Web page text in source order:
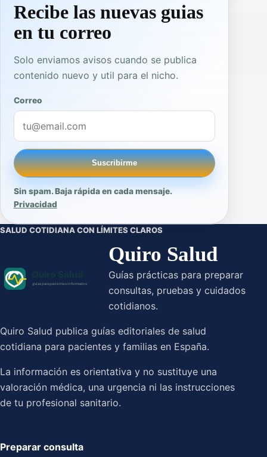
Recibe las nuevas guias
en tu correo
Solo enviamos avisos cuando se publica
contenido nuevo y util para el nicho.
Correo
Suscribirme
Sin spam. Baja rápida en cada mensaje.
Privacidad
SALUD COTIDIANA CON LÍMITES CLAROS
Quiro Salud
Guías prácticas para preparar
consultas, pruebas y cuidados
cotidianos.
Quiro Salud publica guías editoriales de salud
cotidiana para pacientes y familias en España.
La información es orientativa y no sustituye una
valoración médica, una urgencia ni las instrucciones
de tu profesional sanitario.
Preparar consulta